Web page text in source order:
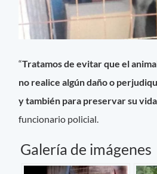
“Tratamos de evitar que el
no realice algún daño o
y también para preservar su vida
funcionario policial.
Galería de imágenes